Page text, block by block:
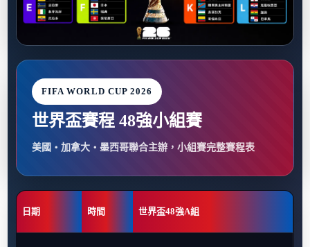
FIFA WORLD CUP 2026
世界盃賽程 48強小組賽
美國・加拿大・墨西哥聯合主辦，小組賽完整賽程表
日期 時間 世界盃48強A組